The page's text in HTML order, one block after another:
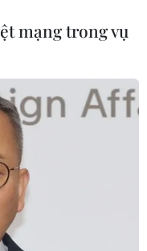
mạng trong vụ